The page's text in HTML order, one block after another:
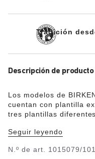
Tradición
Descripción de producto
Los modelos de
cuentan con plantilla
tres plantillas
plantilla Shearling. Las
plantilla Shearling
Seguir leyendo
N.º de art. 1015079/